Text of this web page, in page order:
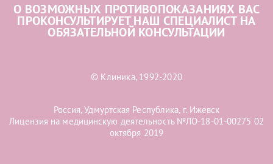
О ВОЗМОЖНЫХ ПРОТИВОПОКАЗАНИЯХ ВАС
ПРОКОНСУЛЬТИРУЕТ НАШ СПЕЦИАЛИСТ НА
ОБЯЗАТЕЛЬНОЙ КОНСУЛЬТАЦИИ
© Клиника, 1992-2020
Россия, Удмуртская Республика, г. Ижевск
Лицензия на медицинскую деятельность №ЛО-18-01-00275 02
октября 2019